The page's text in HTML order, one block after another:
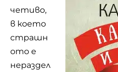
четиво,
в което
страшн
ото е
нераздел